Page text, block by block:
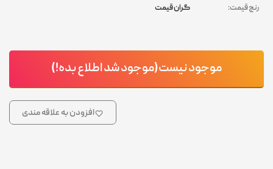
رنج قیمت: گران قیمت
موجود نیست(موجود شد اطلاع بده!)
افزودن به علاقه مندی